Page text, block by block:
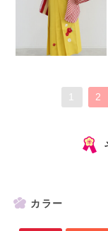
2
カラー